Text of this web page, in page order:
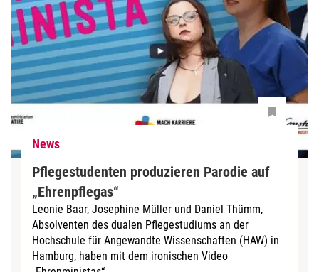
News
Pflegestudenten produzieren Parodie auf
„Ehrenpflegas“
Leonie Baar, Josephine Müller und Daniel Thümm,
Absolventen des dualen Pflegestudiums an der
Hochschule für Angewandte Wissenschaften (HAW) in
Hamburg, haben mit dem ironischen Video